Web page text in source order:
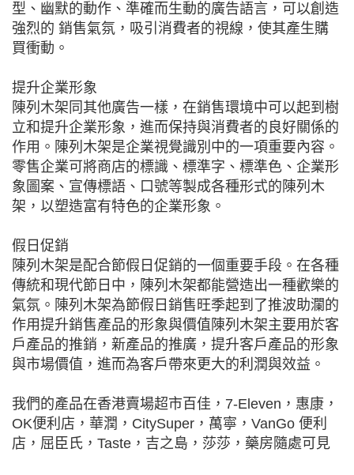
型、幽默的動作、準確而生動的廣告語言，可以創造
強烈的 銷售氣氛，吸引消費者的視線，使其產生購
買衝動。
提升企業形象
陳列木架同其他廣告一樣，在銷售環境中可以起到樹
立和提升企業形象，進而保持與消費者的良好關係的
作用。陳列木架是企業視覺識別中的一項重要內容。
零售企業可將商店的標識、標準字、標準色、企業形
象圖案、宣傳標語、口號等製成各種形式的陳列木
架，以塑造富有特色的企業形象。
假日促銷
陳列木架是配合節假日促銷的一個重要手段。在各種
傳統和現代節日中，陳列木架都能營造出一種歡樂的
氣氛。陳列木架為節假日銷售旺季起到了推波助瀾的
作用提升銷售產品的形象與價值陳列木架主要用於客
戶產品的推銷，新產品的推廣，提升客戶產品的形象
與市場價值，進而為客戶帶來更大的利潤與效益。
我們的產品在香港賣場超市百佳，7-Eleven，惠康，
OK便利店，華潤，CitySuper，萬寧，VanGo 便利
店，屈臣氏，Taste，吉之島，莎莎，藥房隨處可見